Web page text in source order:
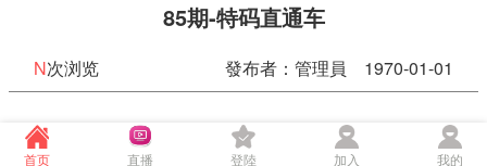
85期-特码直通车
N次浏览 發布者：管理員 1970-01-01
85期-特码直通车
首页 直播 登陸 加入 我的